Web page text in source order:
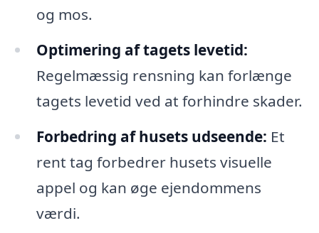
og mos.
Optimering af tagets levetid:
Regelmæssig rensning kan forlænge
tagets levetid ved at forhindre skader.
Forbedring af husets udseende: Et
rent tag forbedrer husets visuelle
appel og kan øge ejendommens
værdi.